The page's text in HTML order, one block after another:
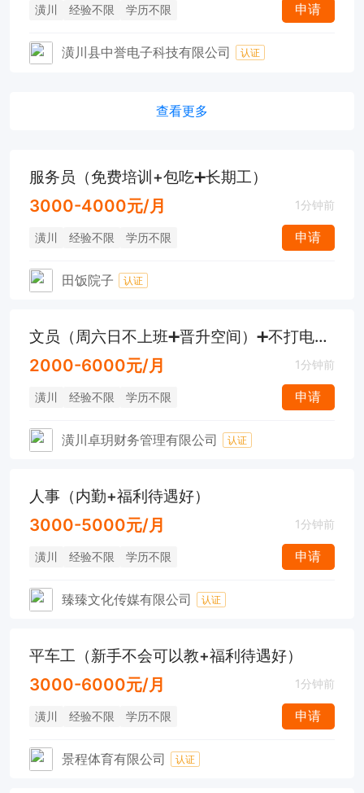
潢川 经验不限 学历不限 申请
潢川县中誉电子科技有限公司 认证
查看更多
服务员（免费培训+包吃➕长期工）
3000-4000元/月 1分钟前
潢川 经验不限 学历不限 申请
田饭院子 认证
文员（周六日不上班➕晋升空间）➕不打电话不是销售）
2000-6000元/月 1分钟前
潢川 经验不限 学历不限 申请
潢川卓玥财务管理有限公司 认证
人事（内勤+福利待遇好）
3000-5000元/月 1分钟前
潢川 经验不限 学历不限 申请
臻臻文化传媒有限公司 认证
平车工（新手不会可以教+福利待遇好）
3000-6000元/月 1分钟前
潢川 经验不限 学历不限 申请
景程体育有限公司 认证